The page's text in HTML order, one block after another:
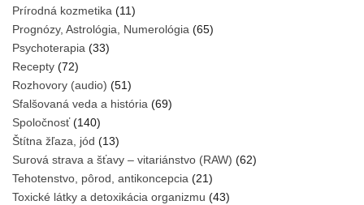
Prírodná kozmetika (11)
Prognózy, Astrológia, Numerológia (65)
Psychoterapia (33)
Recepty (72)
Rozhovory (audio) (51)
Sfalšovaná veda a história (69)
Spoločnosť(140)
Štítna žľaza, jód (13)
Surová strava a šťavy – vitariánstvo (RAW) (62)
Tehotenstvo, pôrod, antikoncepcia (21)
Toxické látky a detoxikácia organizmu (43)